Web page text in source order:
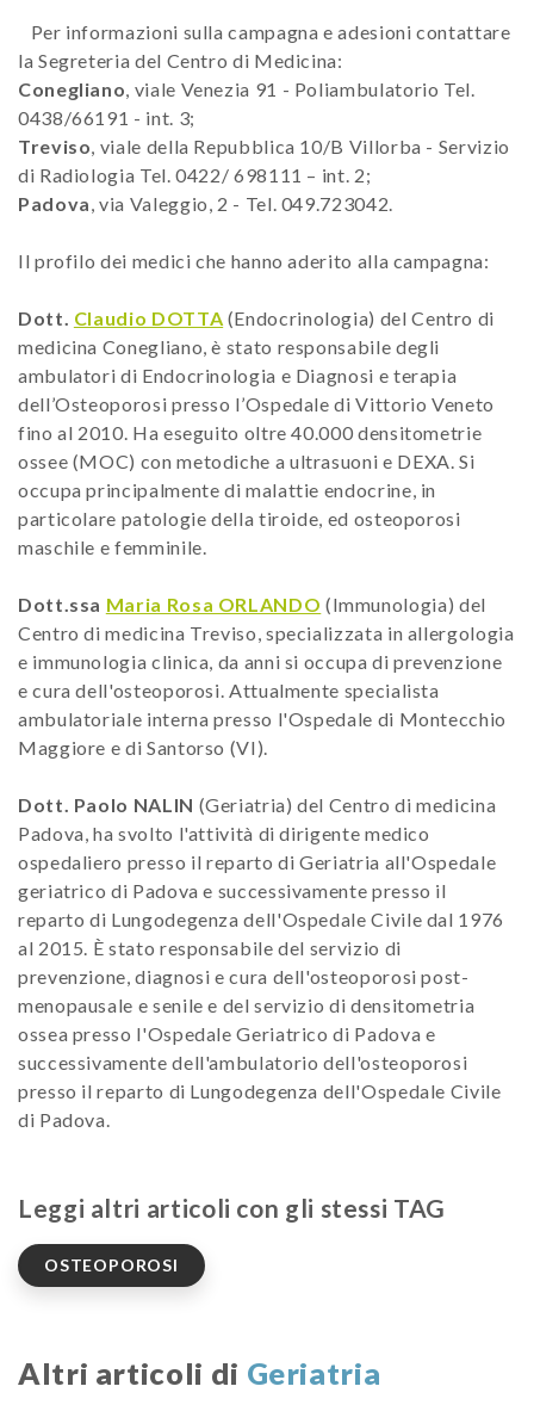
Per informazioni sulla campagna e adesioni contattare
la Segreteria del Centro di Medicina:
Conegliano, viale Venezia 91 - Poliambulatorio Tel.
0438/66191 - int. 3;
Treviso, viale della Repubblica 10/B Villorba - Servizio
di Radiologia Tel. 0422/ 698111 – int. 2;
Padova, via Valeggio, 2 - Tel. 049.723042.
Il profilo dei medici che hanno aderito alla campagna:
Dott. Claudio DOTTA (Endocrinologia) del Centro di
medicina Conegliano, è stato responsabile degli
ambulatori di Endocrinologia e Diagnosi e terapia
dell’Osteoporosi presso l’Ospedale di Vittorio Veneto
fino al 2010. Ha eseguito oltre 40.000 densitometrie
ossee (MOC) con metodiche a ultrasuoni e DEXA. Si
occupa principalmente di malattie endocrine, in
particolare patologie della tiroide, ed osteoporosi
maschile e femminile.
Dott.ssa Maria Rosa ORLANDO (Immunologia) del
Centro di medicina Treviso, specializzata in allergologia
e immunologia clinica, da anni si occupa di prevenzione
e cura dell'osteoporosi. Attualmente specialista
ambulatoriale interna presso l'Ospedale di Montecchio
Maggiore e di Santorso (VI).
Dott. Paolo NALIN (Geriatria) del Centro di medicina
Padova, ha svolto l'attività di dirigente medico
ospedaliero presso il reparto di Geriatria all'Ospedale
geriatrico di Padova e successivamente presso il
reparto di Lungodegenza dell'Ospedale Civile dal 1976
al 2015. È stato responsabile del servizio di
prevenzione, diagnosi e cura dell'osteoporosi post-
menopausale e senile e del servizio di densitometria
ossea presso l'Ospedale Geriatrico di Padova e
successivamente dell'ambulatorio dell'osteoporosi
presso il reparto di Lungodegenza dell'Ospedale Civile
di Padova.
Leggi altri articoli con gli stessi TAG
OSTEOPOROSI
Altri articoli di Geriatria